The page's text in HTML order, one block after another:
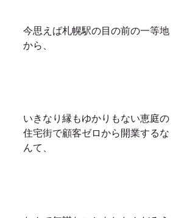
今思えば札幌駅の目の前の一等地
から、
いきなり縁もゆかりもない恵庭の
住宅街で顧客ゼロから開業するな
んて、